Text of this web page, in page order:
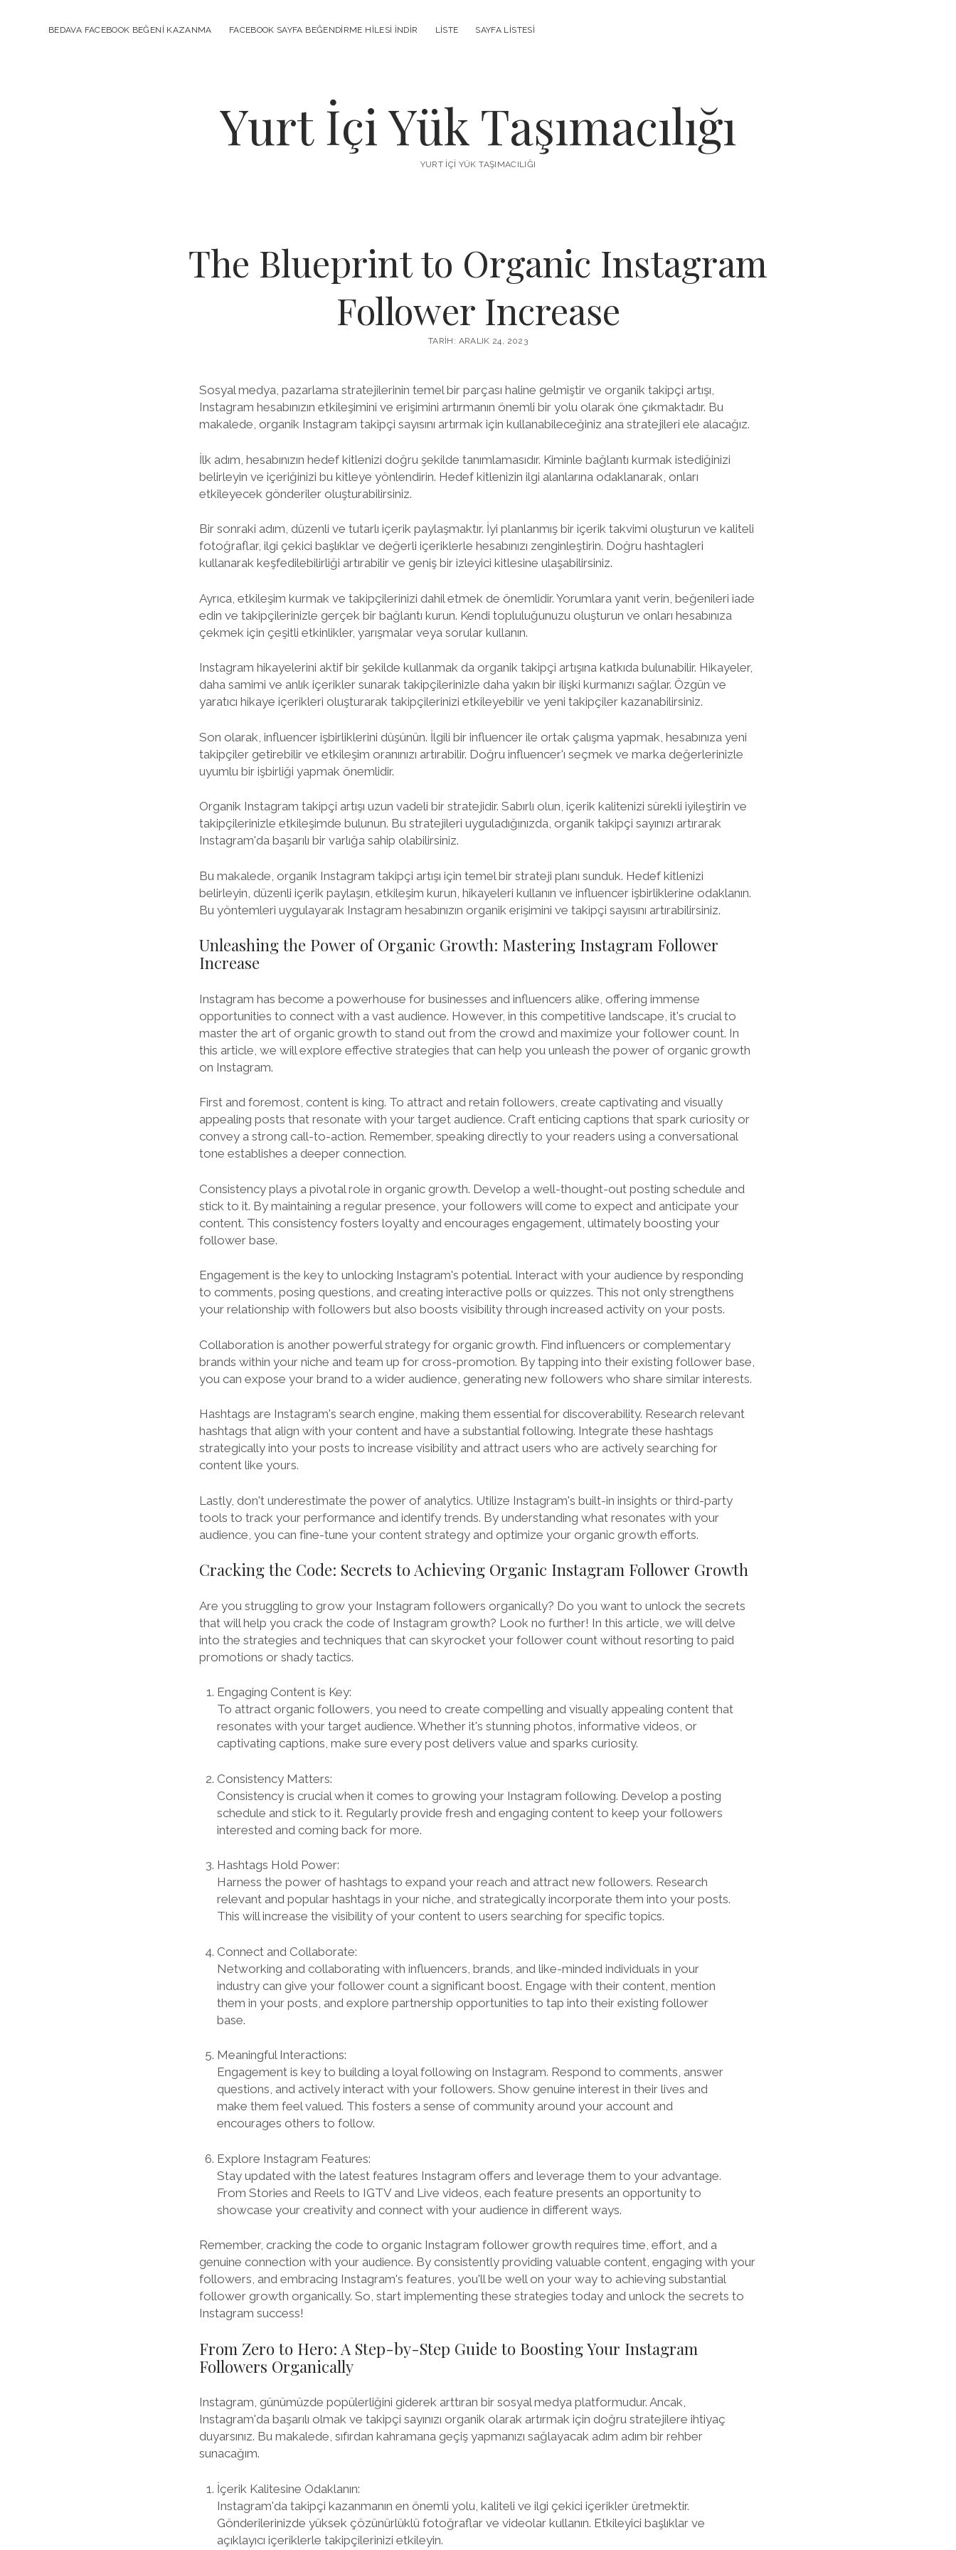
BEDAVA FACEBOOK BEĞENI KAZANMA FACEBOOK SAYFA BEĞENDIRME HILESI İNDIR LISTE SAYFA LISTESI
Yurt İçi Yük Taşımacılığı
YURT İÇI YÜK TAŞIMACILIĞI
The Blueprint to Organic Instagram
Follower Increase
TARIH: ARALIK 24, 2023
Sosyal medya, pazarlama stratejilerinin temel bir parçası haline gelmiştir ve organik takipçi artışı,
Instagram hesabınızın etkileşimini ve erişimini artırmanın önemli bir yolu olarak öne çıkmaktadır. Bu
makalede, organik Instagram takipçi sayısını artırmak için kullanabileceğiniz ana stratejileri ele alacağız.
İlk adım, hesabınızın hedef kitlenizi doğru şekilde tanımlamasıdır. Kiminle bağlantı kurmak istediğinizi
belirleyin ve içeriğinizi bu kitleye yönlendirin. Hedef kitlenizin ilgi alanlarına odaklanarak, onları
etkileyecek gönderiler oluşturabilirsiniz.
Bir sonraki adım, düzenli ve tutarlı içerik paylaşmaktır. İyi planlanmış bir içerik takvimi oluşturun ve kaliteli
fotoğraflar, ilgi çekici başlıklar ve değerli içeriklerle hesabınızı zenginleştirin. Doğru hashtagleri
kullanarak keşfedilebilirliği artırabilir ve geniş bir izleyici kitlesine ulaşabilirsiniz.
Ayrıca, etkileşim kurmak ve takipçilerinizi dahil etmek de önemlidir. Yorumlara yanıt verin, beğenileri iade
edin ve takipçilerinizle gerçek bir bağlantı kurun. Kendi topluluğunuzu oluşturun ve onları hesabınıza
çekmek için çeşitli etkinlikler, yarışmalar veya sorular kullanın.
Instagram hikayelerini aktif bir şekilde kullanmak da organik takipçi artışına katkıda bulunabilir. Hikayeler,
daha samimi ve anlık içerikler sunarak takipçilerinizle daha yakın bir ilişki kurmanızı sağlar. Özgün ve
yaratıcı hikaye içerikleri oluşturarak takipçilerinizi etkileyebilir ve yeni takipçiler kazanabilirsiniz.
Son olarak, influencer işbirliklerini düşünün. İlgili bir influencer ile ortak çalışma yapmak, hesabınıza yeni
takipçiler getirebilir ve etkileşim oranınızı artırabilir. Doğru influencer'ı seçmek ve marka değerlerinizle
uyumlu bir işbirliği yapmak önemlidir.
Organik Instagram takipçi artışı uzun vadeli bir stratejidir. Sabırlı olun, içerik kalitenizi sürekli iyileştirin ve
takipçilerinizle etkileşimde bulunun. Bu stratejileri uyguladığınızda, organik takipçi sayınızı artırarak
Instagram'da başarılı bir varlığa sahip olabilirsiniz.
Bu makalede, organik Instagram takipçi artışı için temel bir strateji planı sunduk. Hedef kitlenizi
belirleyin, düzenli içerik paylaşın, etkileşim kurun, hikayeleri kullanın ve influencer işbirliklerine odaklanın.
Bu yöntemleri uygulayarak Instagram hesabınızın organik erişimini ve takipçi sayısını artırabilirsiniz.
Unleashing the Power of Organic Growth: Mastering Instagram Follower
Increase
Instagram has become a powerhouse for businesses and influencers alike, offering immense
opportunities to connect with a vast audience. However, in this competitive landscape, it's crucial to
master the art of organic growth to stand out from the crowd and maximize your follower count. In
this article, we will explore effective strategies that can help you unleash the power of organic growth
on Instagram.
First and foremost, content is king. To attract and retain followers, create captivating and visually
appealing posts that resonate with your target audience. Craft enticing captions that spark curiosity or
convey a strong call-to-action. Remember, speaking directly to your readers using a conversational
tone establishes a deeper connection.
Consistency plays a pivotal role in organic growth. Develop a well-thought-out posting schedule and
stick to it. By maintaining a regular presence, your followers will come to expect and anticipate your
content. This consistency fosters loyalty and encourages engagement, ultimately boosting your
follower base.
Engagement is the key to unlocking Instagram's potential. Interact with your audience by responding
to comments, posing questions, and creating interactive polls or quizzes. This not only strengthens
your relationship with followers but also boosts visibility through increased activity on your posts.
Collaboration is another powerful strategy for organic growth. Find influencers or complementary
brands within your niche and team up for cross-promotion. By tapping into their existing follower base,
you can expose your brand to a wider audience, generating new followers who share similar interests.
Hashtags are Instagram's search engine, making them essential for discoverability. Research relevant
hashtags that align with your content and have a substantial following. Integrate these hashtags
strategically into your posts to increase visibility and attract users who are actively searching for
content like yours.
Lastly, don't underestimate the power of analytics. Utilize Instagram's built-in insights or third-party
tools to track your performance and identify trends. By understanding what resonates with your
audience, you can fine-tune your content strategy and optimize your organic growth efforts.
Cracking the Code: Secrets to Achieving Organic Instagram Follower Growth
Are you struggling to grow your Instagram followers organically? Do you want to unlock the secrets
that will help you crack the code of Instagram growth? Look no further! In this article, we will delve
into the strategies and techniques that can skyrocket your follower count without resorting to paid
promotions or shady tactics.
Engaging Content is Key:
To attract organic followers, you need to create compelling and visually appealing content that
resonates with your target audience. Whether it's stunning photos, informative videos, or
captivating captions, make sure every post delivers value and sparks curiosity.
Consistency Matters:
Consistency is crucial when it comes to growing your Instagram following. Develop a posting
schedule and stick to it. Regularly provide fresh and engaging content to keep your followers
interested and coming back for more.
Hashtags Hold Power:
Harness the power of hashtags to expand your reach and attract new followers. Research
relevant and popular hashtags in your niche, and strategically incorporate them into your posts.
This will increase the visibility of your content to users searching for specific topics.
Connect and Collaborate:
Networking and collaborating with influencers, brands, and like-minded individuals in your
industry can give your follower count a significant boost. Engage with their content, mention
them in your posts, and explore partnership opportunities to tap into their existing follower
base.
Meaningful Interactions:
Engagement is key to building a loyal following on Instagram. Respond to comments, answer
questions, and actively interact with your followers. Show genuine interest in their lives and
make them feel valued. This fosters a sense of community around your account and
encourages others to follow.
Explore Instagram Features:
Stay updated with the latest features Instagram offers and leverage them to your advantage.
From Stories and Reels to IGTV and Live videos, each feature presents an opportunity to
showcase your creativity and connect with your audience in different ways.
Remember, cracking the code to organic Instagram follower growth requires time, effort, and a
genuine connection with your audience. By consistently providing valuable content, engaging with your
followers, and embracing Instagram's features, you'll be well on your way to achieving substantial
follower growth organically. So, start implementing these strategies today and unlock the secrets to
Instagram success!
From Zero to Hero: A Step-by-Step Guide to Boosting Your Instagram
Followers Organically
Instagram, günümüzde popülerliğini giderek arttıran bir sosyal medya platformudur. Ancak,
Instagram'da başarılı olmak ve takipçi sayınızı organik olarak artırmak için doğru stratejilere ihtiyaç
duyarsınız. Bu makalede, sıfırdan kahramana geçiş yapmanızı sağlayacak adım adım bir rehber
sunacağım.
İçerik Kalitesine Odaklanın:
Instagram'da takipçi kazanmanın en önemli yolu, kaliteli ve ilgi çekici içerikler üretmektir.
Gönderilerinizde yüksek çözünürlüklü fotoğraflar ve videolar kullanın. Etkileyici başlıklar ve
açıklayıcı içeriklerle takipçilerinizi etkileyin.